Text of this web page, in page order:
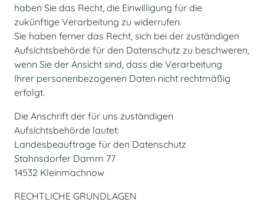
haben Sie das Recht, die Einwilligung für die
zukünftige Verarbeitung zu widerrufen.
Sie haben ferner das Recht, sich bei der zuständigen
Aufsichtsbehörde für den Datenschutz zu beschweren,
wenn Sie der Ansicht sind, dass die Verarbeitung
Ihrer personenbezogenen Daten nicht rechtmäßig
erfolgt.
Die Anschrift der für uns zuständigen
Aufsichtsbehörde lautet:
Landesbeauftrage für den Datenschutz
Stahnsdorfer Damm 77
14532 Kleinmachnow
RECHTLICHE GRUNDLAGEN